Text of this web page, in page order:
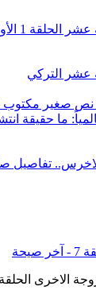
1 الأولى
التركي
ما حقيقة
تفاصيل
الحلقة 36 […]...